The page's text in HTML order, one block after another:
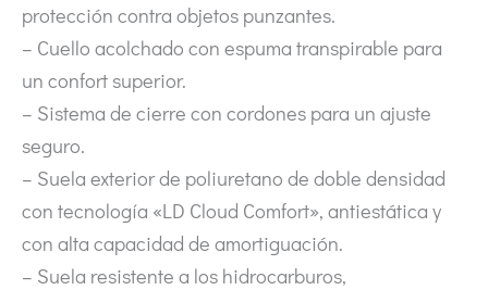
protección contra objetos punzantes.
– Cuello acolchado con espuma transpirable para
un confort superior.
– Sistema de cierre con cordones para un ajuste
seguro.
– Suela exterior de poliuretano de doble densidad
con tecnología «LD Cloud Comfort», antiestática y
con alta capacidad de amortiguación.
– Suela resistente a los hidrocarburos,